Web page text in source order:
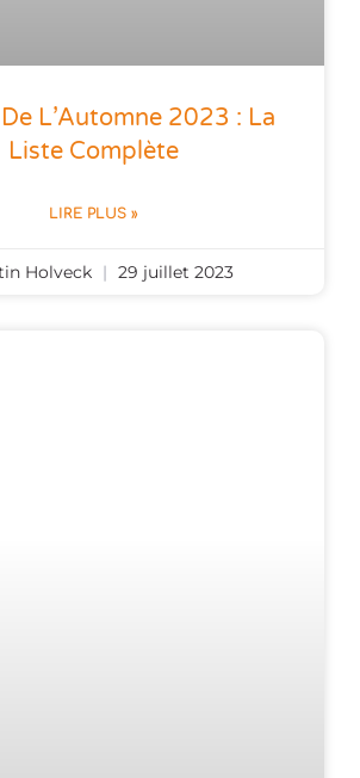
L’Automne 2023 : La
Liste Complète
LIRE PLUS »
Holveck 29 juillet 2023